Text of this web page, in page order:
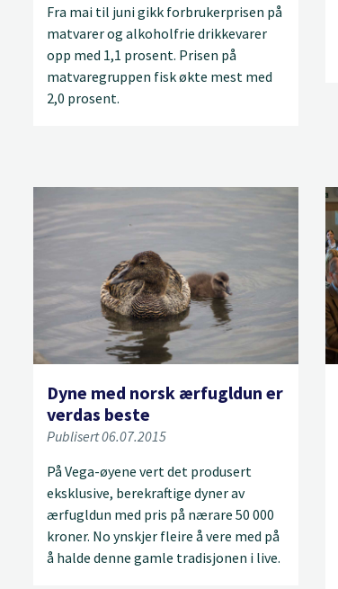
Fra mai til juni gikk forbrukerprisen på
matvarer og alkoholfrie drikkevarer
opp med 1,1 prosent. Prisen på
matvaregruppen fisk økte mest med
2,0 prosent.
Dyne med norsk ærfugldun er
verdas beste
Publisert 06.07.2015
På Vega-øyene vert det produsert
eksklusive, berekraftige dyner av
ærfugldun med pris på nærare 50 000
kroner. No ynskjer fleire å vere med på
å halde denne gamle tradisjonen i live.